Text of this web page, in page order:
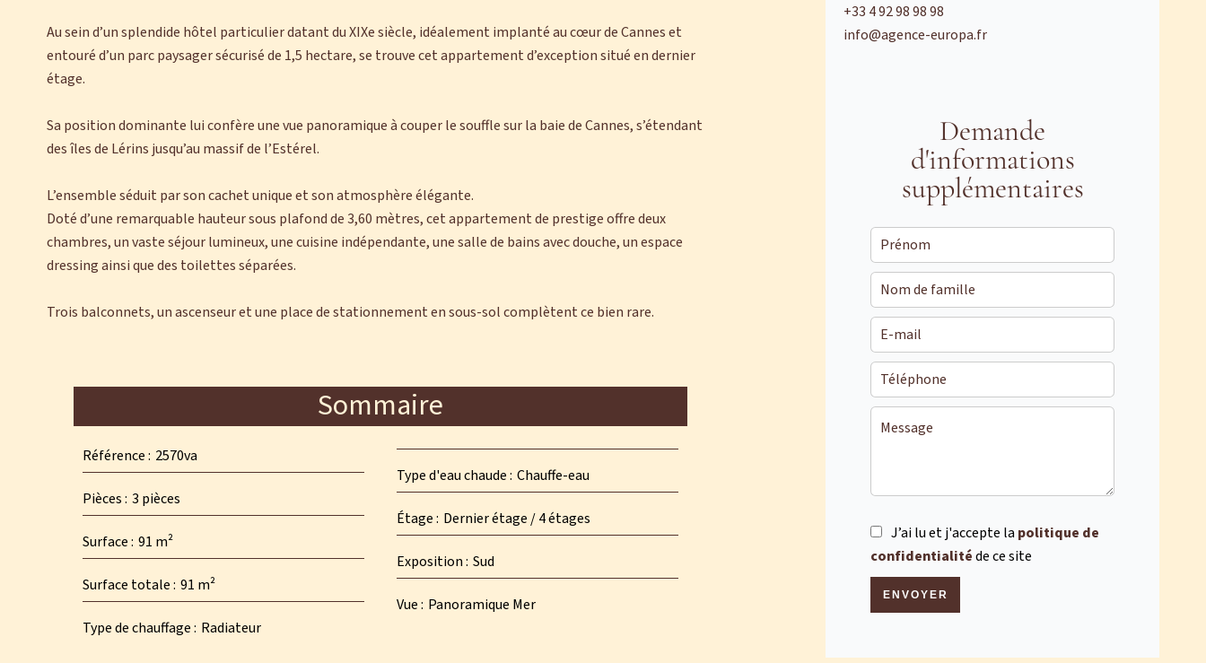
Au sein d’un splendide hôtel particulier datant du XIXe siècle, idéalement implanté au cœur de Cannes et
entouré d’un parc paysager sécurisé de 1,5 hectare, se trouve cet appartement d’exception situé en dernier
étage.
Sa position dominante lui confère une vue panoramique à couper le souffle sur la baie de Cannes, s’étendant
des îles de Lérins jusqu’au massif de l’Estérel.
L’ensemble séduit par son cachet unique et son atmosphère élégante.
Doté d’une remarquable hauteur sous plafond de 3,60 mètres, cet appartement de prestige offre deux
chambres, un vaste séjour lumineux, une cuisine indépendante, une salle de bains avec douche, un espace
dressing ainsi que des toilettes séparées.
Trois balconnets, un ascenseur et une place de stationnement en sous-sol complètent ce bien rare.
Sommaire
Référence 2570va
Pièces 3 pièces
Surface 91 m²
Surface totale 91 m²
Type de chauffage Radiateur
Type d'eau chaude Chauffe-eau
Étage Dernier étage / 4 étages
Exposition Sud
Vue Panoramique Mer
+33 4 92 98 98 98
info@agence-europa.fr
Demande
d'informations
supplémentaires
J’ai lu et j'accepte lapolitique de
confidentialitéde ce site
ENVOYER